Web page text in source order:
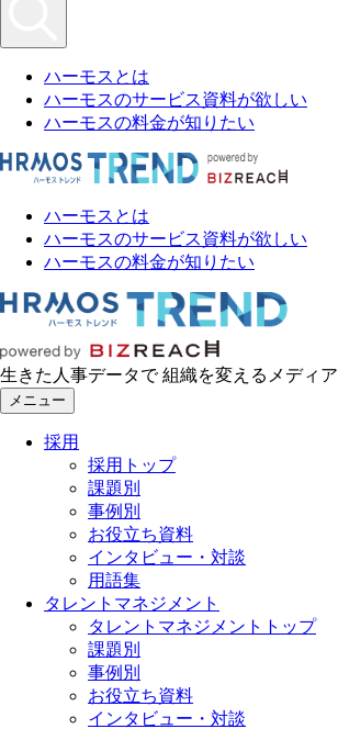
ハーモスとは
ハーモスのサービス資料が欲しい
ハーモスの料金が知りたい
ハーモスとは
ハーモスのサービス資料が欲しい
ハーモスの料金が知りたい
生きた人事データで 組織を変えるメディア
メニュー
採用
採用トップ
課題別
事例別
お役立ち資料
インタビュー・対談
用語集
タレントマネジメント
タレントマネジメントトップ
課題別
事例別
お役立ち資料
インタビュー・対談